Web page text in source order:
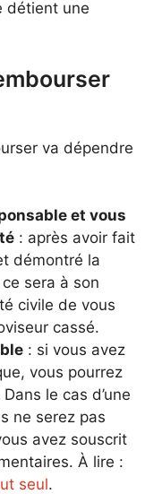
détient une
va dépendre
et vous
: après avoir fait
démontré la
sera à son
civile de vous
cassé.
: si vous avez
vous pourrez
le cas d’une
ne serez pas
avez souscrit
À lire :
seul.